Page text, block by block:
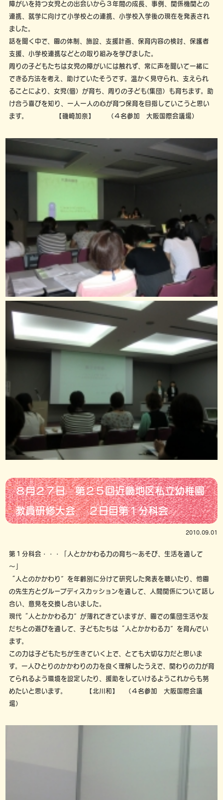
障がいを持つ女児との出会いから３年間の成長、事例、関係機関との
連携、就学に向けて小学校との連携、小学校入学後の現在を発表され
ました。
話を聞く中で、園の体制、施設、支援計画、保育内容の検討、保護者
支援、小学校連携などとの取り組みを学びました。
周りの子どもたちは女児の障がいには触れず、常に声を聞いて一緒に
できる方法を考え、助けていたそうです。温かく見守られ、支えられ
ることにより、女児(個）が育ち、周りの子ども(集団）も育ちます。助
け合う喜びを知り、一人一人の心が育つ保育を目指していこうと思い
ます。 【磯崎加奈】 （４名参加 大阪国際会議場）
８月２７日 第２５回近畿地区私立幼稚園
教員研修大会 ２日目第１分科会
2010.09.01
第１分科会・・・「人とかかわる力の育ち～あそび、生活を通して
～」
“人とのかかわり”を年齢別に分けて研究した発表を聴いたり、他園
の先生方とグループディスカッションを通して、人間関係について話し
合い、意見を交換し合いました。
現代“人とかかわる力”が薄れてきていますが、園での集団生活や友
だちとの遊びを通して、子どもたちは“人とかかわる力”を育んでい
ます。
この力は子どもたちが生きていく上で、とても大切な力だと思いま
す。一人ひとりのかかわりの力を良く理解したうえで、関わりの力が育
てられるよう環境を設定したり、援助をしていけるようこれからも努
めたいと思います。 【北川和】 （４名参加 大阪国際会議
場）